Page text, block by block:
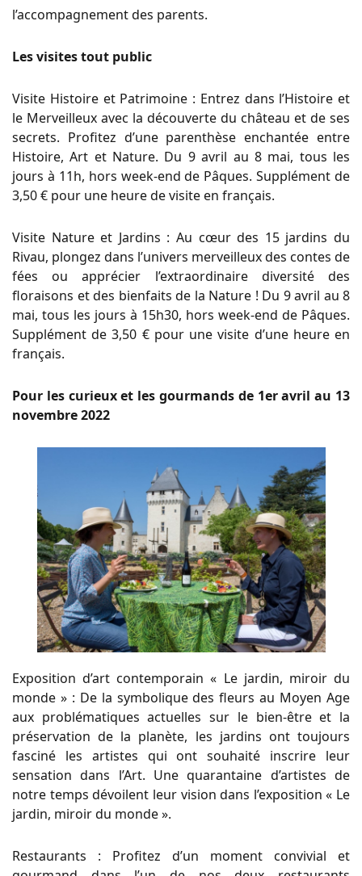
l’accompagnement des parents.
Les visites tout public
Visite Histoire et Patrimoine : Entrez dans l’Histoire et
le Merveilleux avec la découverte du château et de ses
secrets. Profitez d’une parenthèse enchantée entre
Histoire, Art et Nature. Du 9 avril au 8 mai, tous les
jours à 11h, hors week-end de Pâques. Supplément de
3,50 € pour une heure de visite en français.
Visite Nature et Jardins : Au cœur des 15 jardins du
Rivau, plongez dans l’univers merveilleux des contes de
fées ou apprécier l’extraordinaire diversité des
floraisons et des bienfaits de la Nature ! Du 9 avril au 8
mai, tous les jours à 15h30, hors week-end de Pâques.
Supplément de 3,50 € pour une visite d’une heure en
français.
Pour les curieux et les gourmands de 1er avril au 13
novembre 2022
Exposition d’art contemporain « Le jardin, miroir du
monde » : De la symbolique des fleurs au Moyen Age
aux problématiques actuelles sur le bien-être et la
préservation de la planète, les jardins ont toujours
fasciné les artistes qui ont souhaité inscrire leur
sensation dans l’Art. Une quarantaine d’artistes de
notre temps dévoilent leur vision dans l’exposition « Le
jardin, miroir du monde ».
Restaurants : Profitez d’un moment convivial et